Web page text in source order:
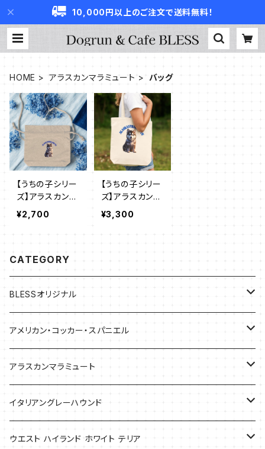
10,000円以上のご注文で送料無料！
HOME アラスカンマラミュート バッグ
【うちの子シリー
ズ】アラスカンマ
ラミュート|シャ
ンブリック巾着シ
¥2,700
【うちの子シリー
ズ】アラスカンマ
ラミュート｜厚
手キャンバスショ
ルダートート（全
¥3,300
CATEGORY
BLESSオリジナル
バッグ
アメリカン・コッカー・スパニエル
バッグ
Tシャツ
アラスカンマラミュート
Tシャツ
バッグ
イタリアングレーハウンド
ケース
ウエスト ハイランド ホワイト テリア